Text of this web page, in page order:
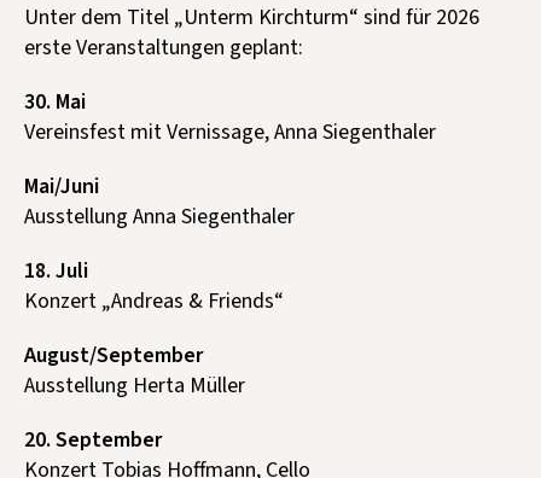
Unter dem Titel „Unterm Kirchturm“ sind für 2026
erste Veranstaltungen geplant:
30. Mai
Vereinsfest mit Vernissage, Anna Siegenthaler
Mai/Juni
Ausstellung Anna Siegenthaler
18. Juli
Konzert „Andreas & Friends“
August/September
Ausstellung Herta Müller
20. September
Konzert Tobias Hoffmann, Cello